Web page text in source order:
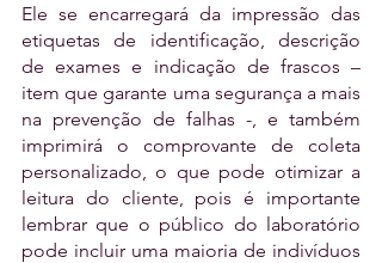
Ele se encarregará da impressão das
etiquetas de identificação, descrição
de exames e indicação de frascos –
item que garante uma segurança a mais
na prevenção de falhas -, e também
imprimirá o comprovante de coleta
personalizado, o que pode otimizar a
leitura do cliente, pois é importante
lembrar que o público do laboratório
pode incluir uma maioria de indivíduos